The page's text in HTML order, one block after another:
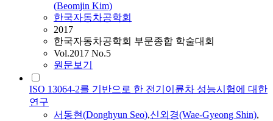
(Beomjin Kim)
한국자동차공학회
2017
한국자동차공학회 부문종합 학술대회
Vol.2017 No.5
원문보기
ISO 13064-2를 기반으로 한 전기이륜차 성능시험에 대한
연구
서동현(Donghyun Seo),신외경(Wae-Gyeong Shin),